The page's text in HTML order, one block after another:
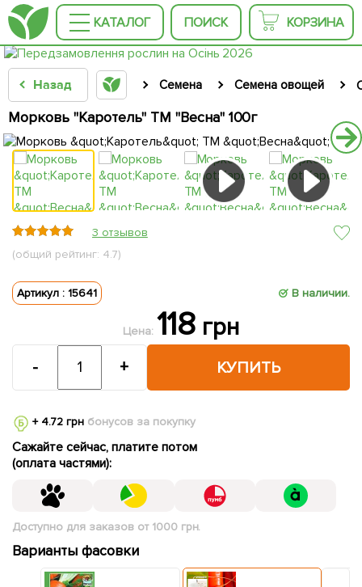
КАТАЛОГ ПОИСК КОРЗИНА
Назад Семена Семена овощей
Морковь "Каротель" ТМ "Весна" 100г
3 отзывов
(общий рейтинг: 4.7)
Артикул : 15641 В наличии.
Цена: 118 грн
КУПИТЬ
- +
+ 4.72 грнбонусов за покупку
Сажайте сейчас, платите потом
(оплата частями):
Доступно для заказов от 1000 грн.
Варианты фасовки